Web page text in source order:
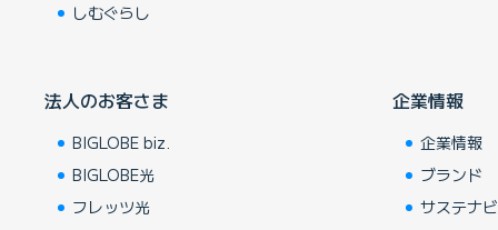
しむぐらし
法人のお客さま
BIGLOBE biz.
BIGLOBE光
フレッツ光
企業情報
企業情報
ブランド
サステナ